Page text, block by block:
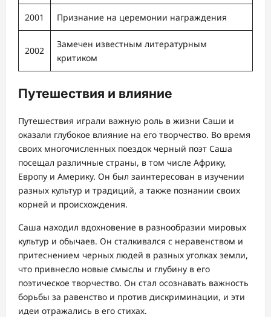
2001 Признание на церемонии награждения
2002
Замечен известным литературным
критиком
Путешествия и влияние
Путешествия играли важную роль в жизни Саши и
оказали глубокое влияние на его творчество. Во время
своих многочисленных поездок черный поэт Саша
посещал различные страны, в том числе Африку,
Европу и Америку. Он был заинтересован в изучении
разных культур и традиций, а также познании своих
корней и происхождения.
Саша находил вдохновение в разнообразии мировых
культур и обычаев. Он сталкивался с неравенством и
притеснением черных людей в разных уголках земли,
что привнесло новые смыслы и глубину в его
поэтическое творчество. Он стал осознавать важность
борьбы за равенство и против дискриминации, и эти
идеи отражались в его стихах.